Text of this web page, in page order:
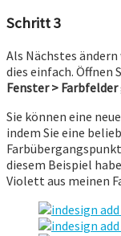
Schritt 3
Als Nächstes
dies einfach. Öffnen
Fenster > Farbfelder
Sie können eine
indem Sie eine
diesem Beispiel
Violett aus meinen